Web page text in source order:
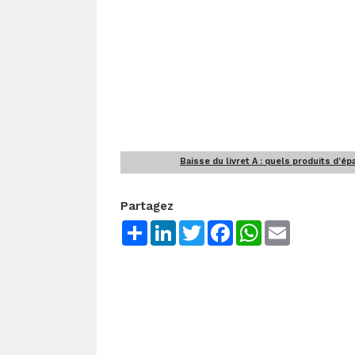
Baisse du livret A : quels produits
Partagez
ShareLinkedInTwitterFacebookWhatsApp